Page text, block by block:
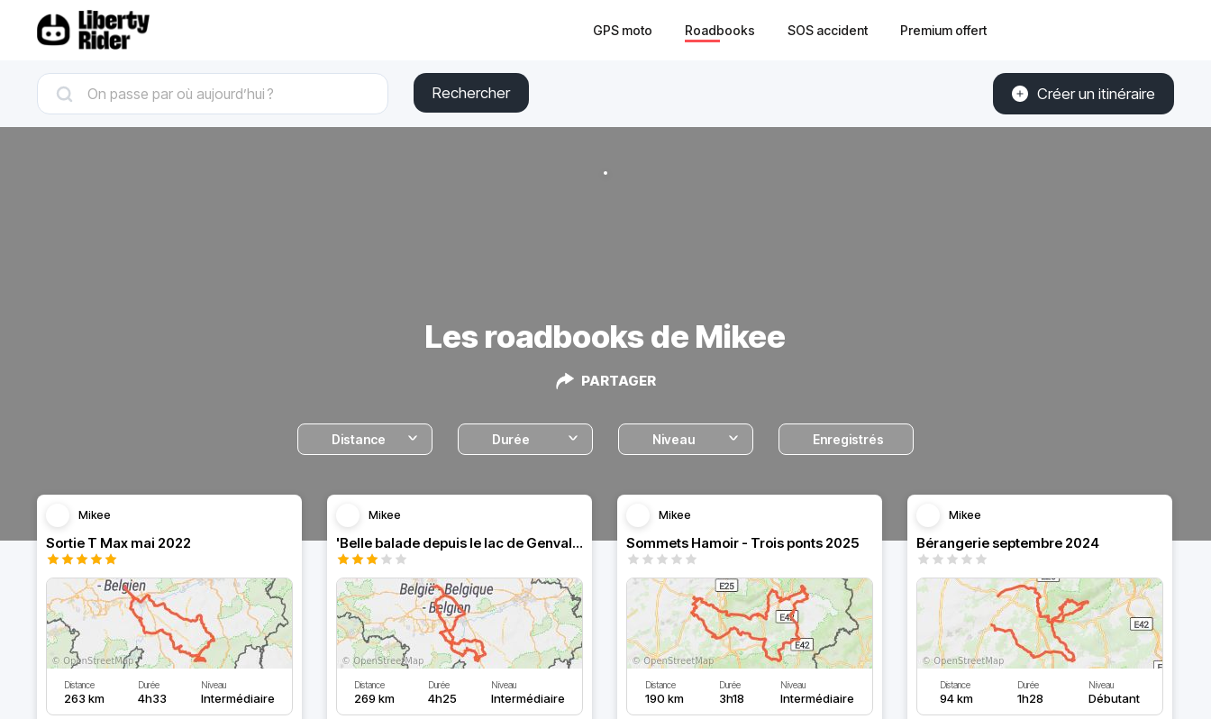
GPS moto Roadbooks SOS accident Premium offert
Rechercher Créer un itinéraire
Les roadbooks de Mikee
PARTAGER
Distance Durée Niveau Enregistrés
Mikee
Sortie T Max mai 2022
Distance
263 km
Durée
4h33
Niveau
Intermédiaire
Mikee
'Belle balade depuis le lac de Genval vers les abbayes.
Distance
269 km
Durée
4h25
Niveau
Intermédiaire
Mikee
Sommets Hamoir - Trois ponts 2025
Distance
190 km
Durée
3h18
Niveau
Intermédiaire
Mikee
Bérangerie septembre 2024
Distance
94 km
Durée
1h28
Niveau
Débutant